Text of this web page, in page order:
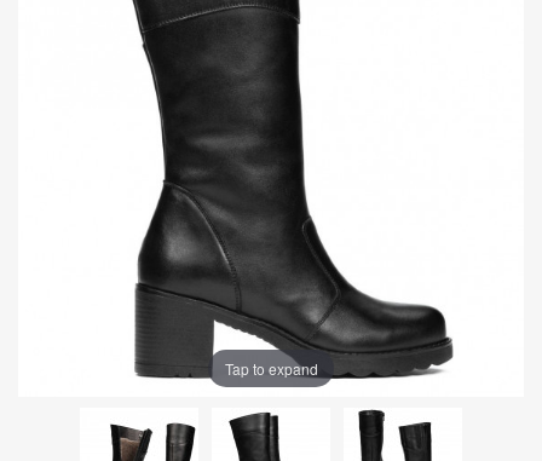
Tap to expand